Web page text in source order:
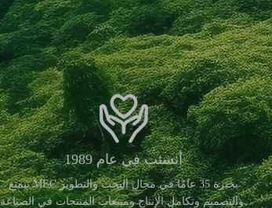
أنشئت في عام 1989
تتمتع MEC بخبرة 35 عامًا في مجال البحث والتطوير
والتصميم وتكامل الإنتاج ومبيعات المنتجات في الصناعة.